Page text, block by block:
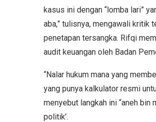
kasus ini dengan “lomba lari”
aba,” tulisnya, mengawali kritik
penetapan tersangka. Rifqi
audit keuangan oleh Badan
“Nalar hukum mana yang
yang punya kalkulator resmi
menyebut langkah ini “aneh bin
politik’.